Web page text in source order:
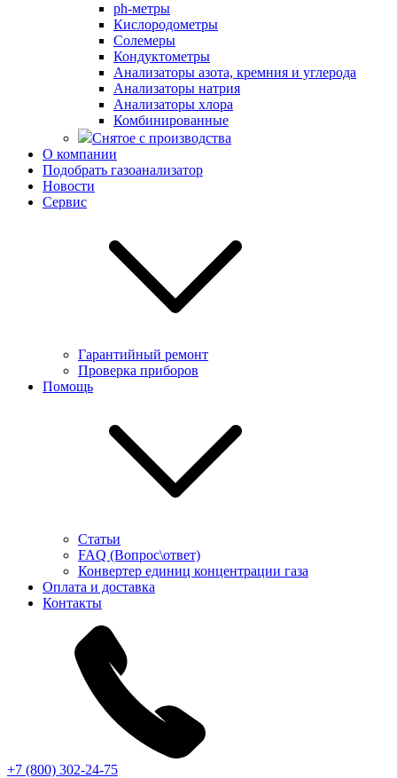
ph-метры
Кислородометры
Солемеры
Кондуктометры
Анализаторы азота, кремния и углерода
Анализаторы натрия
Анализаторы хлора
Комбинированные
Снятое с производства
О компании
Подобрать газоанализатор
Новости
Сервис
Гарантийный ремонт
Проверка приборов
Помощь
Статьи
FAQ (Вопрос\ответ)
Конвертер единиц концентрации газа
Оплата и доставка
Контакты
+7 (800) 302-24-75